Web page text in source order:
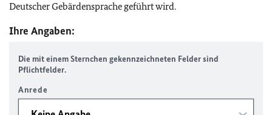
Deutscher Gebärdensprache geführt wird.
Ihre Angaben:
Die mit einem Sternchen gekennzeichneten Felder sind
Pflichtfelder.
Anrede